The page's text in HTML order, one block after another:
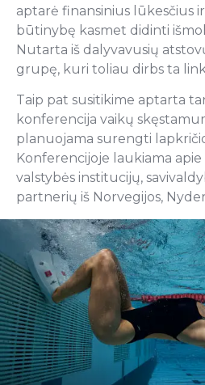
aptarė finansinius lūkesčius
būtinybę kasmet didinti
Nutarta iš dalyvavusių
grupę, kuri toliau dirbs ta
Taip pat susitikime aptarta
konferencija vaikų
planuojama surengti
Konferencijoje laukiama apie
valstybės institucijų,
partnerių iš Norvegijos,